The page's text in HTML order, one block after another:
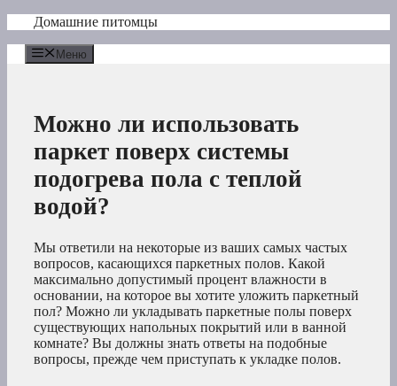
Перейти
содержимому
Домашние питомцы
Меню
Можно ли использовать
паркет поверх системы
подогрева пола с теплой
водой?
Мы ответили на некоторые из ваших самых частых
вопросов, касающихся паркетных полов. Какой
максимально допустимый процент влажности в
основании, на которое вы хотите уложить паркетный
пол? Можно ли укладывать паркетные полы поверх
существующих напольных покрытий или в ванной
комнате? Вы должны знать ответы на подобные
вопросы, прежде чем приступать к укладке полов.